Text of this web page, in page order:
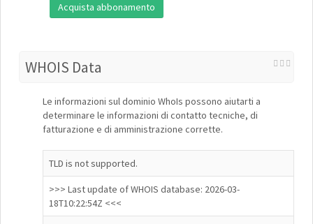
Acquista abbonamento
WHOIS Data
Le informazioni sul dominio WhoIs possono aiutarti a
determinare le informazioni di contatto tecniche, di
fatturazione e di amministrazione corrette.
TLD is not supported.
>>> Last update of WHOIS database: 2026-03-
18T10:22:54Z <<<